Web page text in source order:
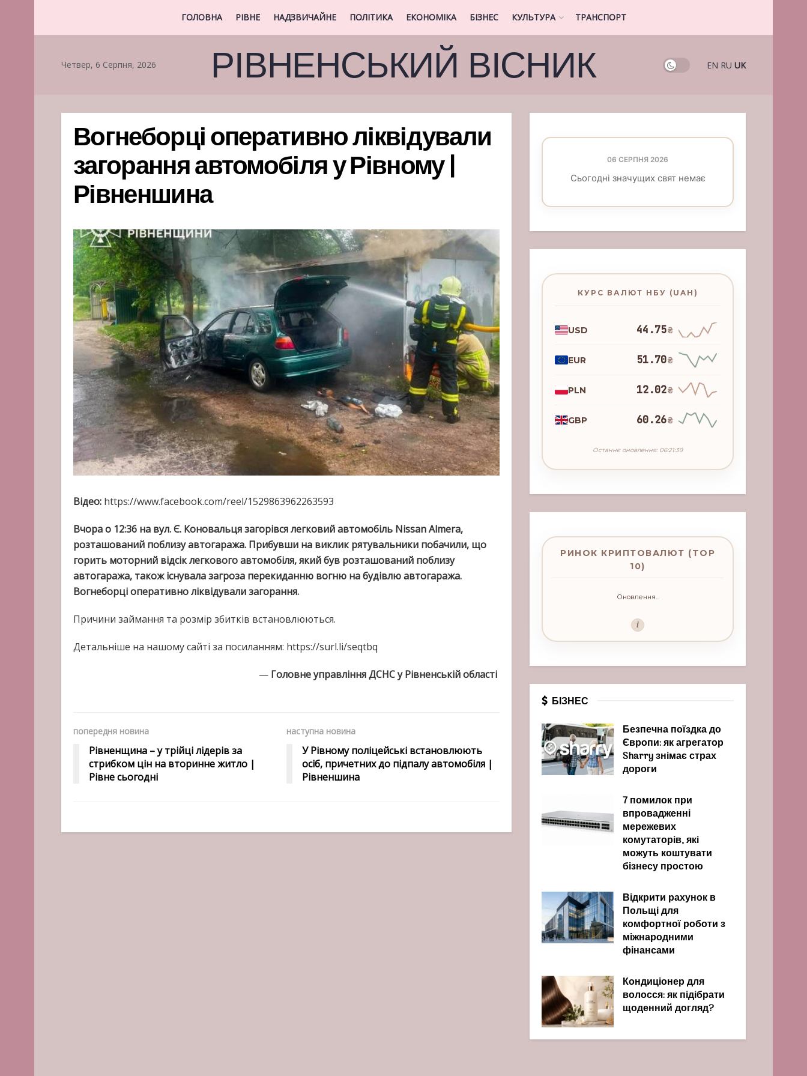
ГОЛОВНА РІВНЕ НАДЗВИЧАЙНЕ ПОЛІТИКА ЕКОНОМІКА БІЗНЕС КУЛЬТУРА ТРАНСПОРТ
Четвер, 6 Серпня, 2026 РІВНЕНСЬКИЙ ВІСНИК EN RU UK
Вогнеборці оперативно ліквідували
загорання автомобіля у Рівному |
Рівненшина
Відео: https://www.facebook.com/reel/1529863962263593
Вчора о 12:36 на вул. Є. Коновальця загорівся легковий автомобіль Nissan Almera,
розташований поблизу автогаража. Прибувши на виклик рятувальники побачили, що
горить моторний відсік легкового автомобіля, який був розташований поблизу
автогаража, також існувала загроза перекиданню вогню на будівлю автогаража.
Вогнеборці оперативно ліквідували загорання.
Причини займання та розмір збитків встановлюються.
Детальніше на нашому сайті за посиланням: https://surl.li/seqtbq
— Головне управління ДСНС у Рівненській області
попередня новина
Рівненщина – у трійці лідерів за
стрибком цін на вторинне житло |
Рівне сьогодні
наступна новина
У Рівному поліцейські встановлюють
осіб, причетних до підпалу автомобіля |
Рівненшина
06 СЕРПНЯ 2026
Сьогодні значущих свят немає
КУРС ВАЛЮТ НБУ (UAH)
USD 44.75₴
EUR 51.70₴
PLN 12.02₴
GBP 60.26₴
Останнє оновлення: 06:21:39
РИНОК КРИПТОВАЛЮТ (TOP
10)
Оновлення...
i
БІЗНЕС
Безпечна поїздка до
Європи: як агрегатор
Sharry знімає страх
дороги
7 помилок при
впровадженні
мережевих
комутаторів, які
можуть коштувати
бізнесу простою
Відкрити рахунок в
Польщі для
комфортної роботи з
міжнародними
фінансами
Кондиціонер для
волосся: як підібрати
щоденний догляд?